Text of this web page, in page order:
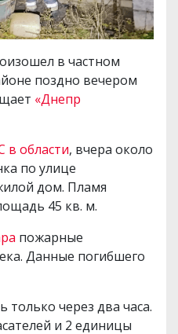
в частном
поздно вечером
«Днепр
в области, вчера около
по улице
дом. Пламя
45 кв. м.
пожарные
Данные погибшего
только через два часа.
и 2 единицы